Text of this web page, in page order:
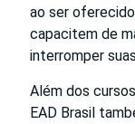
ao ser
capacitem de
interromper
Além dos
EAD Brasil